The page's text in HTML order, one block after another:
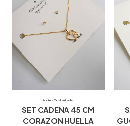
Aretes Oro Laminado
SET CADENA 45 CM
CORAZON HUELLA